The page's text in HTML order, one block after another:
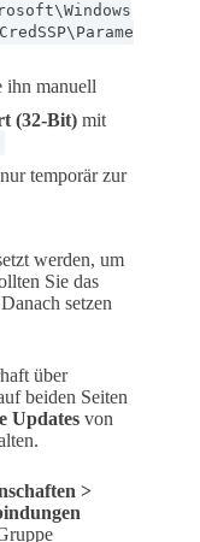
ihn manuell
(32-Bit) mit
temporär zur
werden, um
Sie das
setzen
über
beiden Seiten
Updates von
>